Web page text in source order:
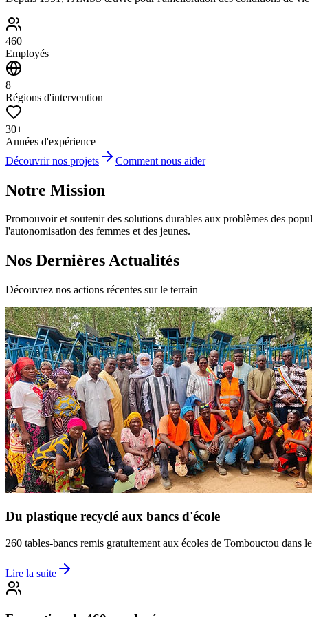
460+
Employés
8
Régions d'intervention
30+
Années d'expérience
Découvrir nos projets
Comment nous aider
Notre Mission
Promouvoir et soutenir des solutions durables aux problèmes des
l'autonomisation des femmes et des jeunes.
Nos Dernières Actualités
Découvrez nos actions récentes sur le terrain
Du plastique recyclé aux bancs d'école
260 tables-bancs remis gratuitement aux écoles de Tombouctou dans
Lire la suite